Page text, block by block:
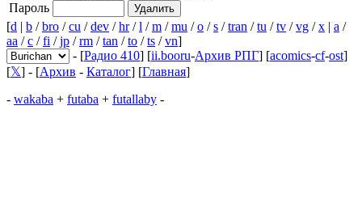
Пароль
[d | b /bro /cu /dev /hr/l /m /mu /o /s /tran /tu /tv /vg /x | a /
aa /c /fi /jp /rm /tan /to /ts /vn]
- [Радио 410] [ii.booru-Архив РПГ] [acomics-cf-ost]
[𝕏] - [Архив - Каталог] [Главная]
- wakaba + futaba + futallaby -